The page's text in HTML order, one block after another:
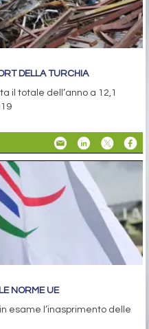
DELLA TURCHIA
il totale dell’anno a 12,1
NORME UE
esame l’inasprimento delle